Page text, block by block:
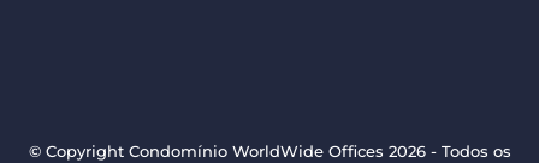
© Copyright Condomínio WorldWide Offices 2026 - Todos os